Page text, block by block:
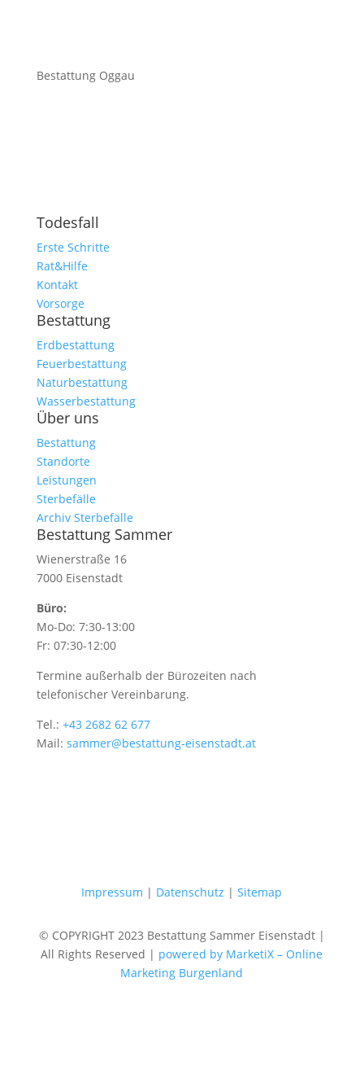
Bestattung Oggau
Todesfall
Erste Schritte
Rat&Hilfe
Kontakt
Vorsorge
Bestattung
Erdbestattung
Feuerbestattung
Naturbestattung
Wasserbestattung
Über uns
Bestattung
Standorte
Leistungen
Sterbefälle
Archiv Sterbefälle
Bestattung Sammer
Wienerstraße 16
7000 Eisenstadt
Büro:
Mo-Do: 7:30-13:00
Fr: 07:30-12:00
Termine außerhalb der Bürozeiten nach
telefonischer Vereinbarung.
Tel.: +43 2682 62 677
Mail: sammer@bestattung-eisenstadt.at
Impressum | Datenschutz |Sitemap
© COPYRIGHT 2023 Bestattung Sammer Eisenstadt |
All Rights Reserved | powered by MarketiX – Online
Marketing Burgenland